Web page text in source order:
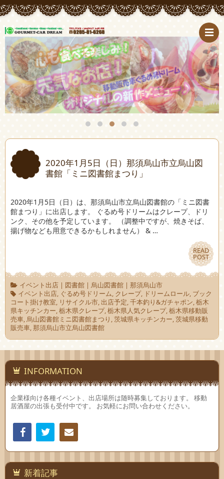
2020年1月5日（日）那須烏山市立烏山図
書館「ミニ図書館まつり」
2020年1月5日（日）は、那須烏山市立烏山図書館の「ミニ図書
館まつり」に出店します。 ぐるめ号ドリームはクレープ、ドリ
ンク、その他を予定しています。 （調整中ですが、焼きそば、
揚げ物なども用意できるかもしれません） & …
READ
POST
READ
POST
イベント出店| 図書館| 烏山図書館| 那須烏山市
イベント出店, ぐるめ号ドリーム, クレープ, ドリームロール, ブック
コート掛け教室, リサイクル市, 出店予定,千本釣り&ガチャポン,栃木
県キッチンカー,栃木県クレープ,栃木県人気クレープ,栃木県移動販
売車,烏山図書館ミニ図書館まつり ,茨城県キッチンカー,茨城県移動
販売車,那須烏山市立烏山図書館
INFORMATION
企業様向け各種イベント、出店場所は随時募集しております。 移動
居酒屋の出張も受付中です。 お気軽にお問い合わせください。
Facebook
連絡
新着記事